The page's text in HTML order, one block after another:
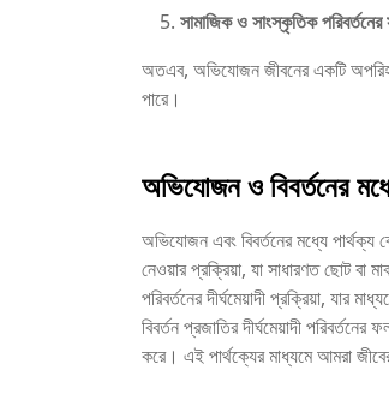
সামাজিক ও সাংস্কৃতিক পরিবর্তনের
অতএব, অভিযোজন জীবনের একটি
পারে।
অভিযোজন ও বিবর্তনের
অভিযোজন এবং বিবর্তনের মধ্যে পার্থক্য
নেওয়ার প্রক্রিয়া, যা সাধারণত ছোট বা
পরিবর্তনের দীর্ঘমেয়াদী প্রক্রিয়া, যার
বিবর্তন প্রজাতির দীর্ঘমেয়াদী
করে। এই পার্থক্যের মাধ্যমে আমরা